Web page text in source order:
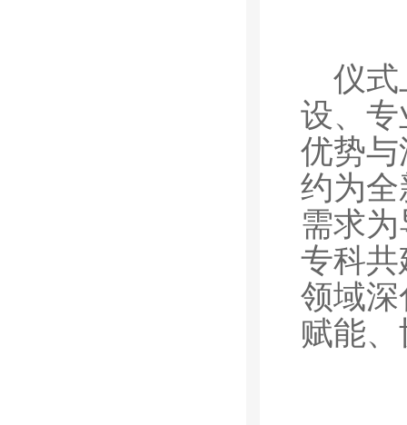
仪式
设、
优势
约为
需求
专科
领域
赋能